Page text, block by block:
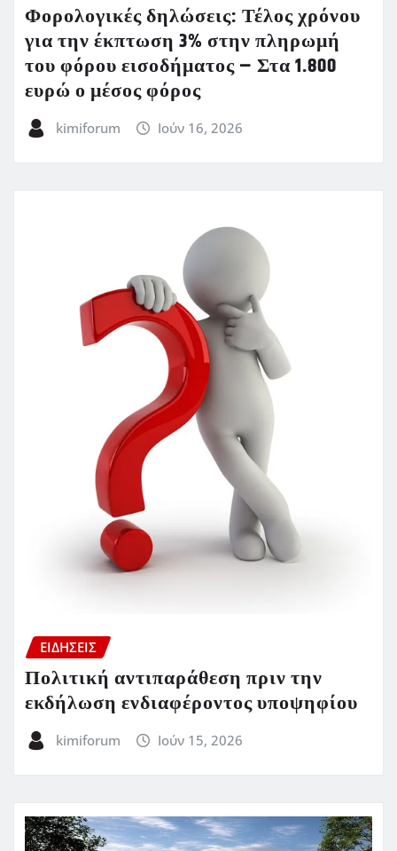
Φορολογικές δηλώσεις: Τέλος χρόνου
για την έκπτωση 3% στην πληρωμή
του φόρου εισοδήματος – Στα 1.800
ευρώ ο μέσος φόρος
kimiforum Ιούν 16, 2026
ΕΙΔΗΣΕΙΣ
Πολιτική αντιπαράθεση πριν την
εκδήλωση ενδιαφέροντος υποψηφίου
kimiforum Ιούν 15, 2026